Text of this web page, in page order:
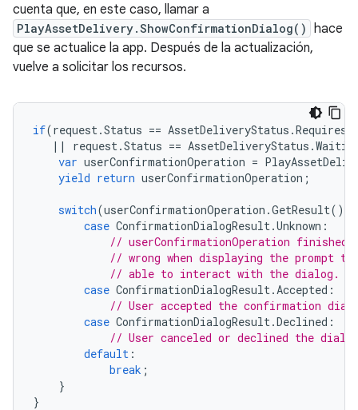
cuenta que, en este caso, llamar a
PlayAssetDelivery.ShowConfirmationDialog()
hace
que se actualice la app. Después de la actualización,
vuelve a solicitar los recursos.
if(request .Status == AssetDeliveryStatus .
||
request .Status == AssetDeliveryStatus .
var userConfirmationOperation =
yield return userConfirmationOperation ;
switch(userConfirmationOperation .GetResult())
case ConfirmationDialogResult .Unknown :
// userConfirmationOperation finished
// wrong when displaying the prompt
// able to interact with the dialog.
case ConfirmationDialogResult . Accepted :
// User accepted the confirmation
case ConfirmationDialogResult .Declined :
// User canceled or declined the
default :
break ;
}
}